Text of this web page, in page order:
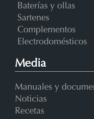
Baterías y ollas
Sartenes
Complementos
Electrodomésticos
Media
Manuales y
Noticias
Recetas